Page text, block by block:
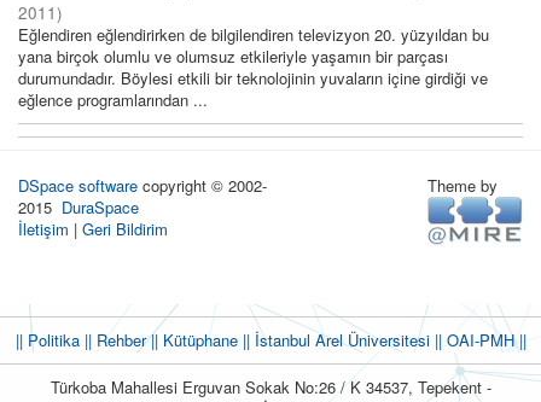
2011)
Eğlendiren eğlendirirken de bilgilendiren televizyon 20. yüzyıldan bu
yana birçok olumlu ve olumsuz etkileriyle yaşamın bir parçası
durumundadır. Böylesi etkili bir teknolojinin yuvaların içine girdiği ve
eğlence programlarından ...
DSpace software copyright © 2002-
2015 DuraSpace
İletişim | Geri Bildirim
Theme by
|| Politika|| Rehber|| Kütüphane|| İstanbul Arel Üniversitesi ||OAI-PMH ||
Türkoba Mahallesi Erguvan Sokak No:26 / K 34537, Tepekent -